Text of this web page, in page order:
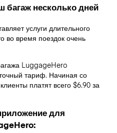
несколько дней
услуги длительного
во время поездок очень
LuggageHero
тариф. Начиная со
платят всего $6.90 за
для